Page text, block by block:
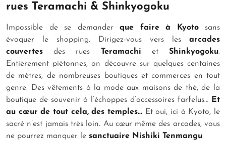
rues Teramachi & Shinkyogoku
Impossible de se demander que faire à Kyoto sans
évoquer le shopping. Dirigez-vous vers les arcades
couvertesdes rues Teramachi etShinkyogoku.
Entièrement piétonnes, on découvre sur quelques centaines
de mètres, de nombreuses boutiques et commerces en tout
genre. Des vêtements à la mode aux maisons de thé, de la
boutique de souvenir à l’échoppes d’accessoires farfelus… Et
au cœur de tout cela, des temples… Et oui, ici à Kyoto, le
sacré n’est jamais très loin. Au cœur même des arcades, vous
ne pourrez manquer le sanctuaire Nishiki Tenmangu.